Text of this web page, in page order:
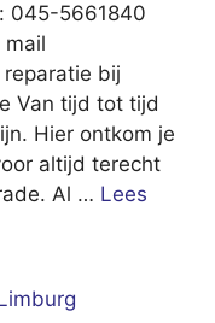
045-5661840
bij
Van tijd tot tijd
Hier ontkom je
altijd terecht
Al … Lees